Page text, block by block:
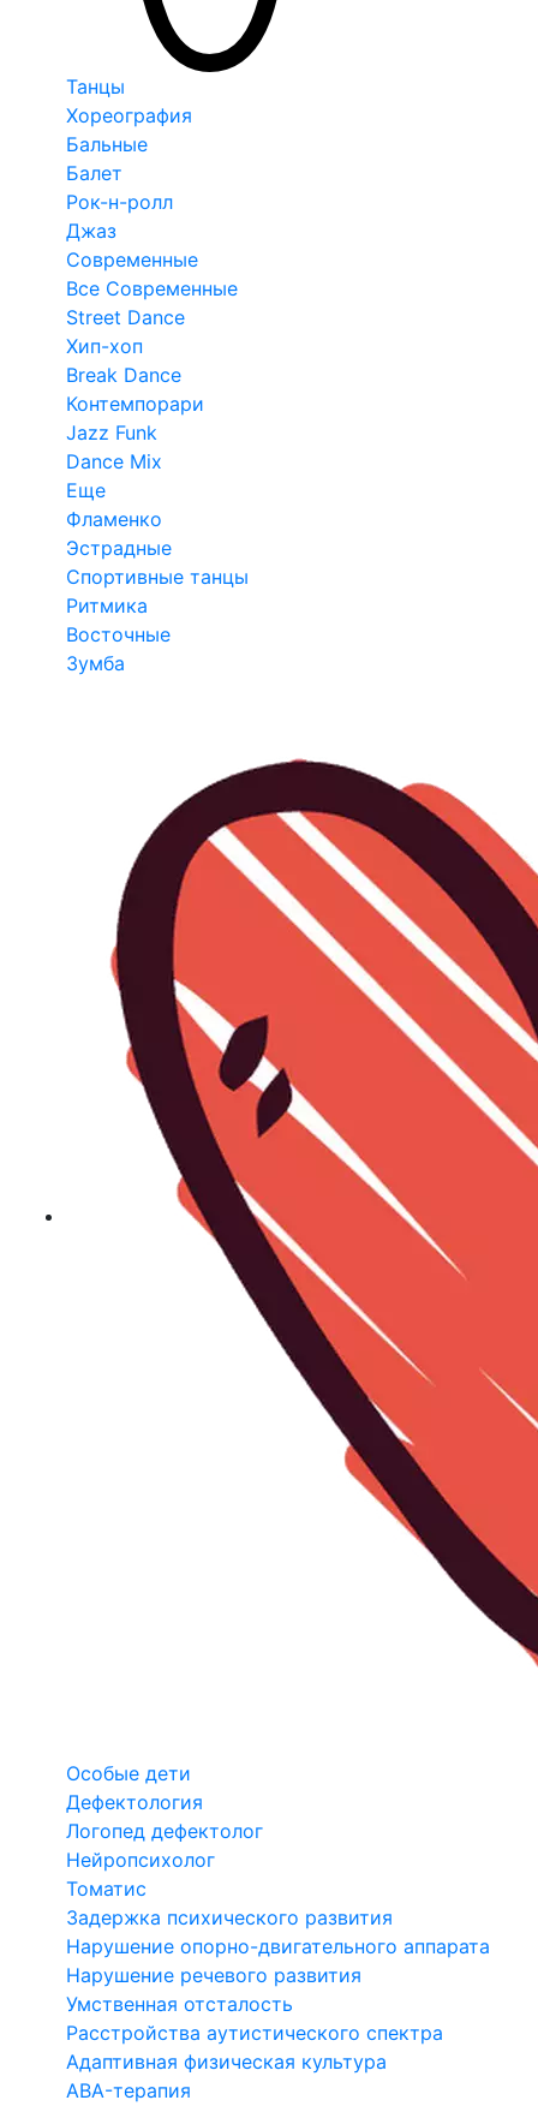
Танцы
Хореография
Бальные
Балет
Рок-н-ролл
Джаз
Современные
Все Современные
Street Dance
Хип-хоп
Break Dance
Контемпорари
Jazz Funk
Dance Mix
Еще
Фламенко
Эстрадные
Спортивные танцы
Ритмика
Восточные
Зумба
Особые дети
Дефектология
Логопед дефектолог
Нейропсихолог
Томатис
Задержка психического развития
Нарушение опорно-двигательного аппарата
Нарушение речевого развития
Умственная отсталость
Расстройства аутистического спектра
Адаптивная физическая культура
ABA-терапия